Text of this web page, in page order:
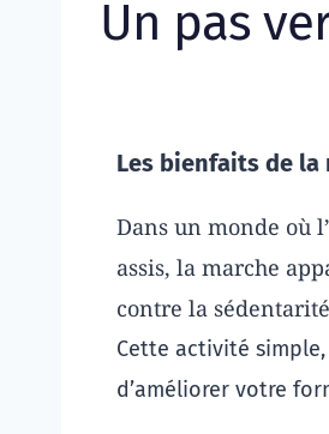
Un pas
Les bienfaits de la
Dans un monde où
assis, la marche
contre la
Cette activité
d’améliorer votre